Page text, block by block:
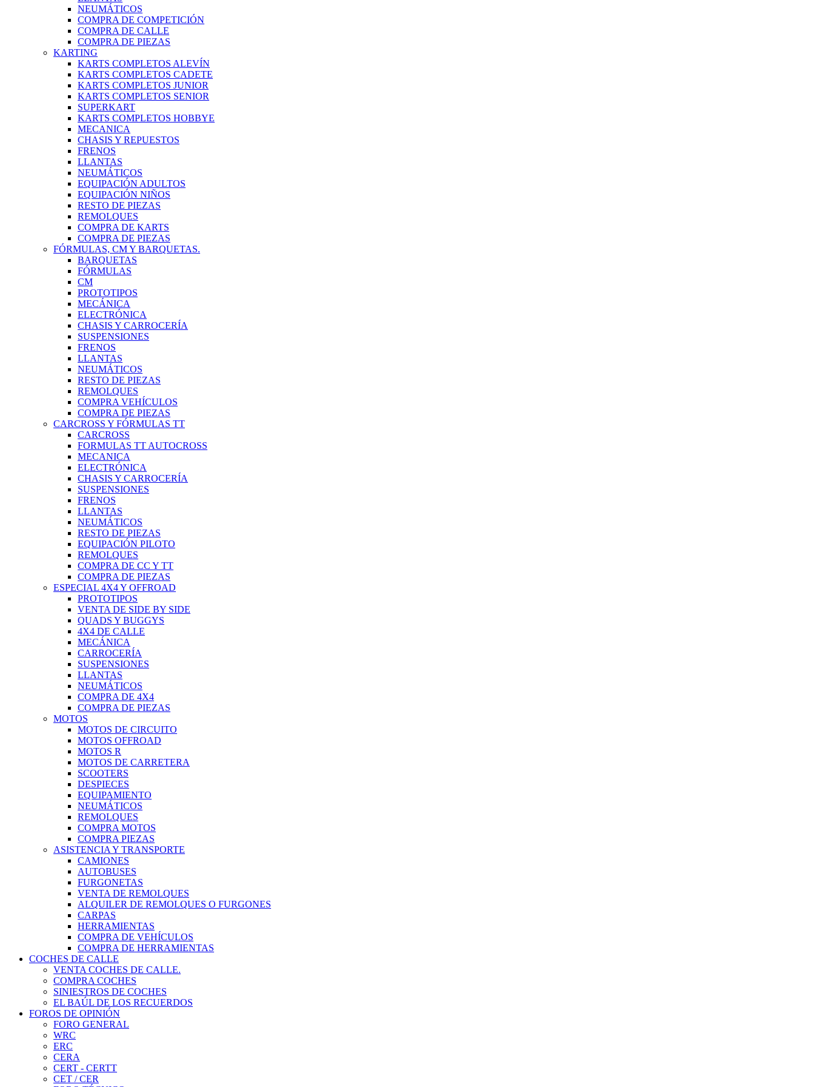
NEUMÁTICOS
COMPRA DE COMPETICIÓN
COMPRA DE CALLE
COMPRA DE PIEZAS
KARTING
KARTS COMPLETOS ALEVÍN
KARTS COMPLETOS CADETE
KARTS COMPLETOS JUNIOR
KARTS COMPLETOS SENIOR
SUPERKART
KARTS COMPLETOS HOBBYE
MECANICA
CHASIS Y REPUESTOS
FRENOS
LLANTAS
NEUMÁTICOS
EQUIPACIÓN ADULTOS
EQUIPACIÓN NIÑOS
RESTO DE PIEZAS
REMOLQUES
COMPRA DE KARTS
COMPRA DE PIEZAS
FÓRMULAS, CM Y BARQUETAS.
BARQUETAS
FÓRMULAS
CM
PROTOTIPOS
MECÁNICA
ELECTRÓNICA
CHASIS Y CARROCERÍA
SUSPENSIONES
FRENOS
LLANTAS
NEUMÁTICOS
RESTO DE PIEZAS
REMOLQUES
COMPRA VEHÍCULOS
COMPRA DE PIEZAS
CARCROSS Y FÓRMULAS TT
CARCROSS
FORMULAS TT AUTOCROSS
MECANICA
ELECTRÓNICA
CHASIS Y CARROCERÍA
SUSPENSIONES
FRENOS
LLANTAS
NEUMÁTICOS
RESTO DE PIEZAS
EQUIPACIÓN PILOTO
REMOLQUES
COMPRA DE CC Y TT
COMPRA DE PIEZAS
ESPECIAL 4X4 Y OFFROAD
PROTOTIPOS
VENTA DE SIDE BY SIDE
QUADS Y BUGGYS
4X4 DE CALLE
MECÁNICA
CARROCERÍA
SUSPENSIONES
LLANTAS
NEUMÁTICOS
COMPRA DE 4X4
COMPRA DE PIEZAS
MOTOS
MOTOS DE CIRCUITO
MOTOS OFFROAD
MOTOS R
MOTOS DE CARRETERA
SCOOTERS
DESPIECES
EQUIPAMIENTO
NEUMÁTICOS
REMOLQUES
COMPRA MOTOS
COMPRA PIEZAS
ASISTENCIA Y TRANSPORTE
CAMIONES
AUTOBUSES
FURGONETAS
VENTA DE REMOLQUES
ALQUILER DE REMOLQUES O FURGONES
CARPAS
HERRAMIENTAS
COMPRA DE VEHÍCULOS
COMPRA DE HERRAMIENTAS
COCHES DE CALLE
VENTA COCHES DE CALLE.
COMPRA COCHES
SINIESTROS DE COCHES
EL BAÚL DE LOS RECUERDOS
FOROS DE OPINIÓN
FORO GENERAL
WRC
ERC
CERA
CERT - CERTT
CET / CER